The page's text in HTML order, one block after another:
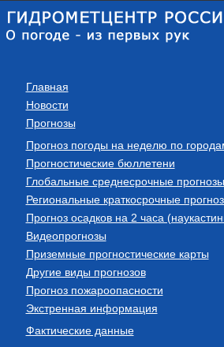
Главная
Новости
Прогнозы
Прогноз погоды на неделю по
Прогностические бюллетени
Глобальные среднесрочные прогнозы
Региональные краткосрочные
Прогноз осадков на 2 часа
Видеопрогнозы
Приземные прогностические карты
Другие виды прогнозов
Прогноз пожароопасности
Экстренная информация
Фактические данные